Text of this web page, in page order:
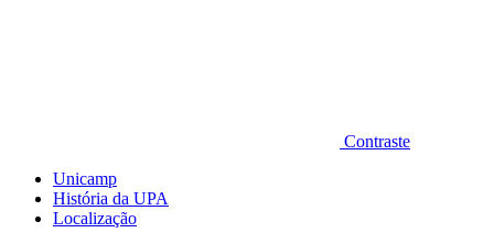
Contraste
Unicamp
História da UPA
Localização